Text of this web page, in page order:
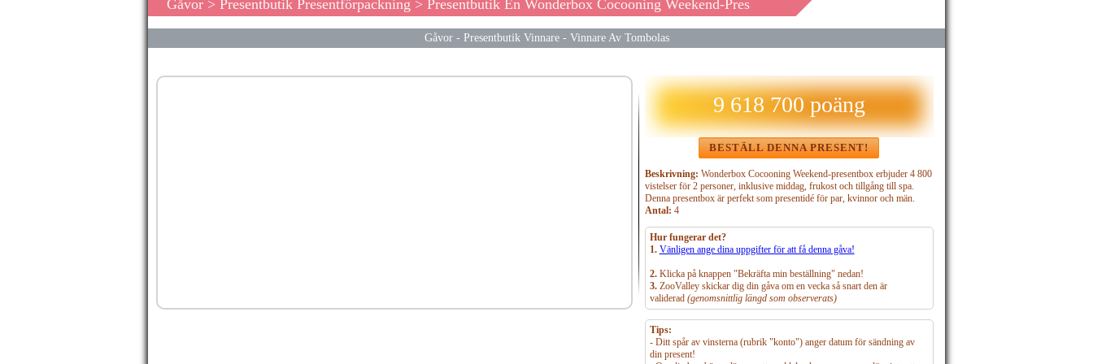
Gåvor > Presentbutik Presentförpackning > Presentbutik En Wonderbox Cocooning Weekend-Pres
Gåvor- Presentbutik Vinnare- Vinnare Av Tombolas
9 618 700 poäng
BESTÄLL DENNA PRESENT!
Beskrivning: Wonderbox Cocooning Weekend-presentbox erbjuder 4 800
vistelser för 2 personer, inklusive middag, frukost och tillgång till spa.
Denna presentbox är perfekt som presentidé för par, kvinnor och män.
Antal: 4
Hur fungerar det?
1. Vänligen ange dina uppgifter för att få denna gåva!
2.Klicka på knappen "Bekräfta min beställning" nedan!
3.ZooValley skickar dig din gåva om en vecka så snart den är
validerad(genomsnittlig längd som observerats)
Tips:
- Ditt spår av vinsterna (rubrik "konto") anger datum för sändning av
din present!